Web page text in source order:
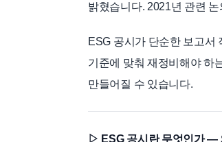
밝혔습니다. 2021년 관련
ESG 공시가 단순한 보고서
기준에 맞춰 재정비해야 하
만들어질 수 있습니다.
▷ ESG 공시란 무엇인가 —